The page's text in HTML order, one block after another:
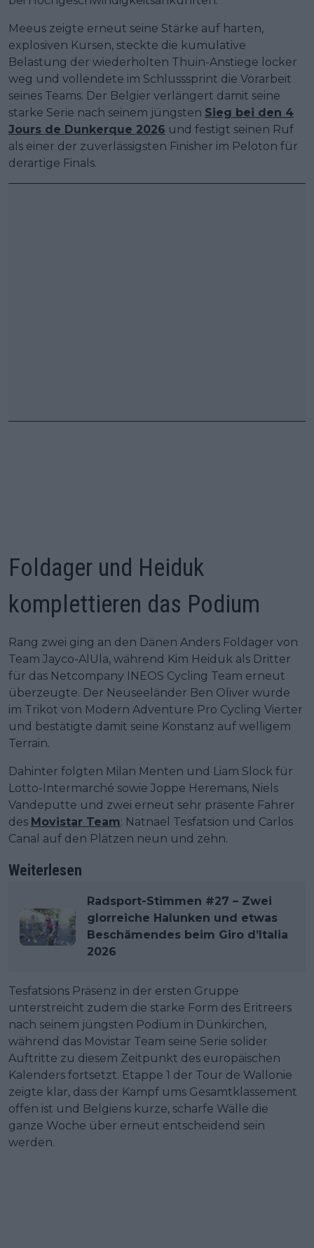
Meeus zeigte erneut seine Stärke auf harten,
explosiven Kursen, steckte die kumulative
Belastung der wiederholten Thuin-Anstiege locker
weg und vollendete im Schlusssprint die Vorarbeit
seines Teams. Der Belgier verlängert damit seine
starke Serie nach seinem jüngsten Sieg bei den 4
Jours de Dunkerque 2026 und festigt seinen Ruf
als einer der zuverlässigsten Finisher im Peloton für
derartige Finals.
Foldager und Heiduk
komplettieren das Podium
Rang zwei ging an den Dänen Anders Foldager von
Team Jayco-AlUla, während Kim Heiduk als Dritter
für das Netcompany INEOS Cycling Team erneut
überzeugte. Der Neuseeländer Ben Oliver wurde
im Trikot von Modern Adventure Pro Cycling Vierter
und bestätigte damit seine Konstanz auf welligem
Terrain.
Dahinter folgten Milan Menten und Liam Slock für
Lotto-Intermarché sowie Joppe Heremans, Niels
Vandeputte und zwei erneut sehr präsente Fahrer
des Movistar Team: Natnael Tesfatsion und Carlos
Canal auf den Plätzen neun und zehn.
Weiterlesen
Radsport-Stimmen #27 – Zwei
glorreiche Halunken und etwas
Beschämendes beim Giro d’Italia
2026
Tesfatsions Präsenz in der ersten Gruppe
unterstreicht zudem die starke Form des Eritreers
nach seinem jüngsten Podium in Dünkirchen,
während das Movistar Team seine Serie solider
Auftritte zu diesem Zeitpunkt des europäischen
Kalenders fortsetzt. Etappe 1 der Tour de Wallonie
zeigte klar, dass der Kampf ums Gesamtklassement
offen ist und Belgiens kurze, scharfe Wälle die
ganze Woche über erneut entscheidend sein
werden.